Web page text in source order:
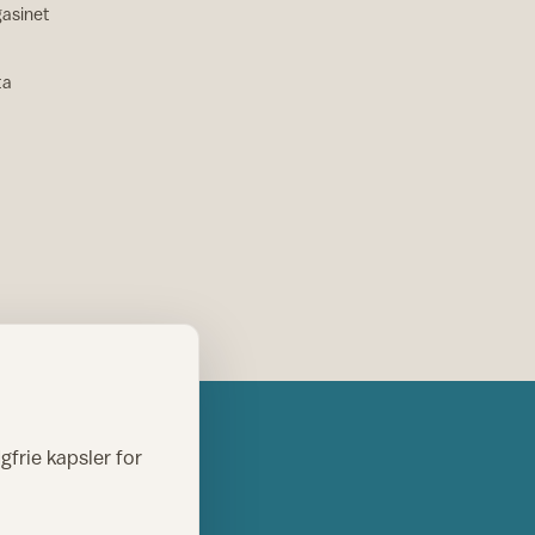
kapsler for